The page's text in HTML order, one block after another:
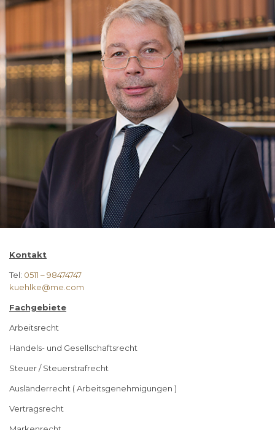
Kontakt
Tel: 0511 – 98474747
kuehlke@me.com
Fachgebiete
Arbeitsrecht
Handels- und Gesellschaftsrecht
Steuer / Steuerstrafrecht
Ausländerrecht ( Arbeitsgenehmigungen )
Vertragsrecht